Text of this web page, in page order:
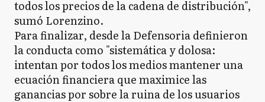
todos los precios de la cadena de distribución",
sumó Lorenzino.
Para finalizar, desde la Defensoria definieron
la conducta como "sistemática y dolosa:
intentan por todos los medios mantener una
ecuación financiera que maximice las
ganancias por sobre la ruina de los usuarios